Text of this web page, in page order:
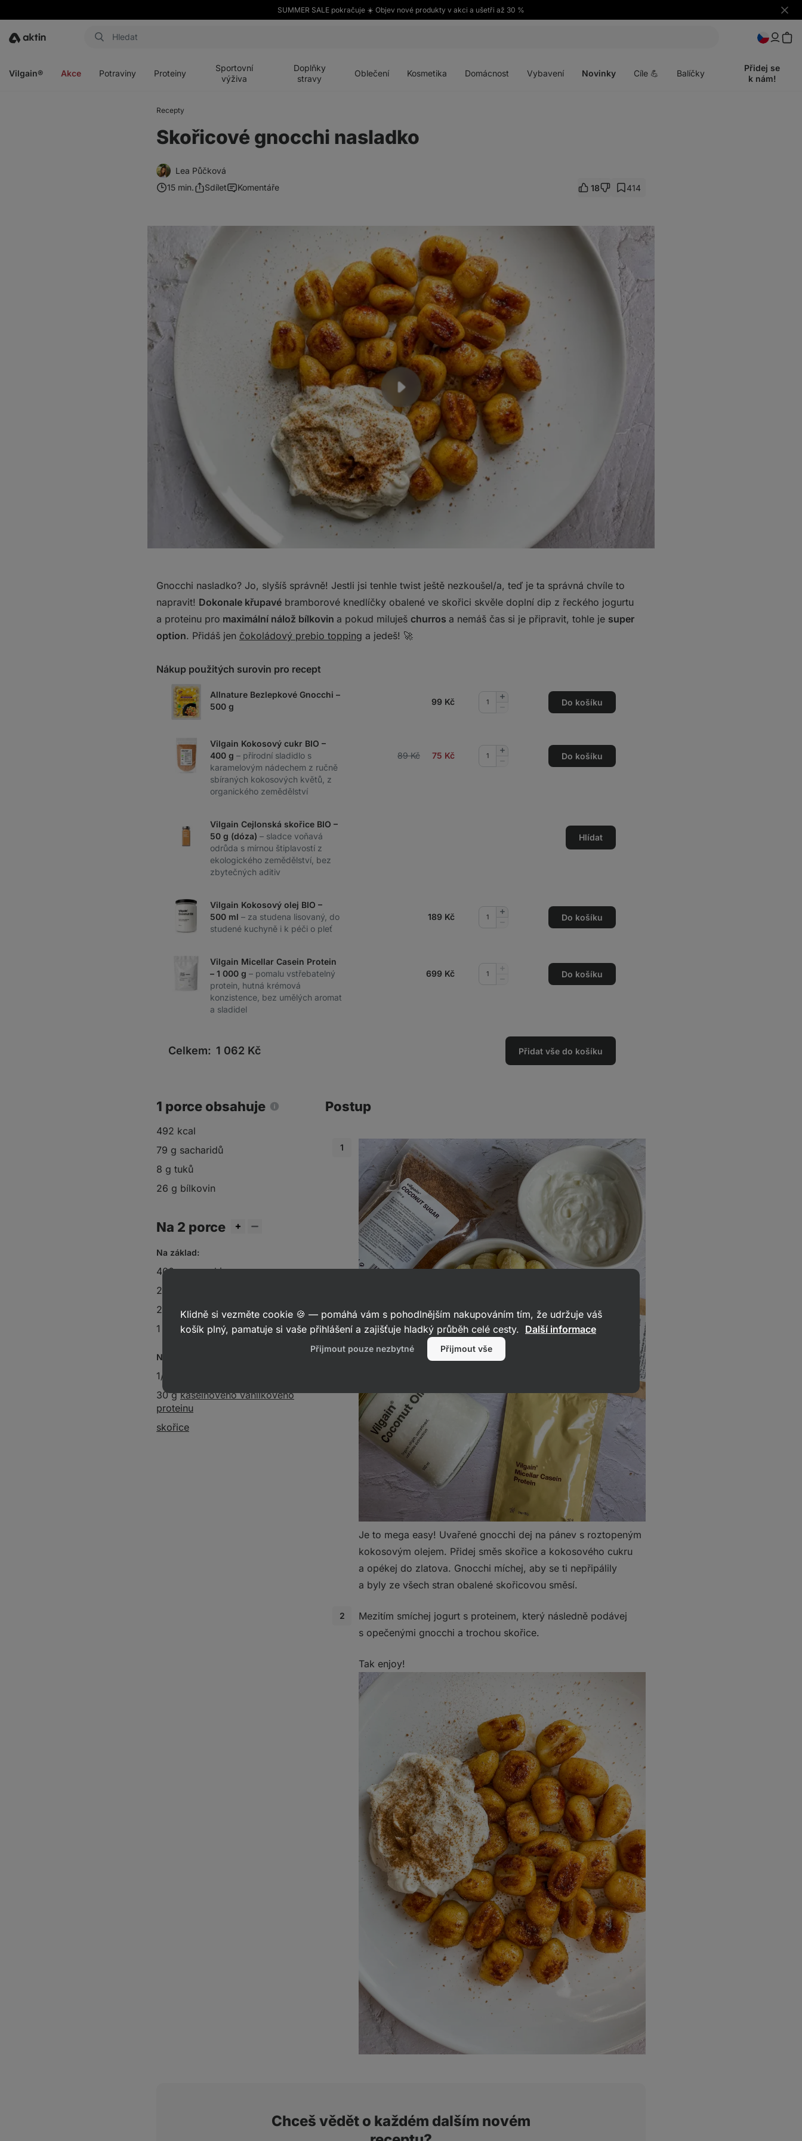
SUMMER SALE pokračuje ☀️ Objev nové produkty v akci a ušetři až 30 %
Skrýt
Aktin
Vilgain® Akce Potraviny Proteiny
Sportovní
výživa
Doplňky
stravy
Oblečení Kosmetika Domácnost Vybavení Novinky Cíle 💪 Balíčky
Přidej se
k nám!
Recepty
Skořicové gnocchi nasladko
Lea Půčková
15 min.
Sdílet Komentáře 18 414
Gnocchi nasladko? Jo, slyšíš správně! Jestli jsi tenhle twist ještě nezkoušel/a, teď je ta správná chvíle to
napravit! Dokonale křupavé bramborové knedlíčky obalené ve skořici skvěle doplní dip z řeckého jogurtu
a proteinu pro maximální nálož bílkovin a pokud miluješ churros a nemáš čas si je připravit, tohle je super
option. Přidáš jen čokoládový prebio topping a jedeš! 🚀
Nákup použitých surovin pro recept
Allnature Bezlepkové Gnocchi –
500 g
99 Kč
Přidat
Do košíku
Vilgain Kokosový cukr BIO –
400 g – přírodní sladidlo s
karamelovým nádechem z ručně
sbíraných kokosových květů, z
organického zemědělství
89 Kč 75 Kč
Přidat
Do košíku
Vilgain Cejlonská skořice BIO –
50 g (dóza) – sladce voňavá
odrůda s mírnou štiplavostí z
ekologického zemědělství, bez
zbytečných aditiv
Hlídat
Vilgain Kokosový olej BIO –
500 ml – za studena lisovaný, do
studené kuchyně i k péči o pleť
189 Kč
Přidat
Do košíku
Vilgain Micellar Casein Protein
– 1 000 g – pomalu vstřebatelný
protein, hutná krémová
konzistence, bez umělých aromat
a sladidel
699 Kč
Přidat
Do košíku
Celkem: 1 062 Kč Přidat vše do košíku
1 porce obsahuje
492 kcal
79 g sacharidů
8 g tuků
26 g bílkovin
Na 2 porce
Na základ:
400 ggnocchi
2 lžíce
2 čajové lžičkyskořice
1 lžícekokosového oleje
Navrch:
1/2 hrnku řeckého jogurtu
30 gkaseinového vanilkového
proteinu
skořice
Postup
Je to mega easy! Uvařené gnocchi dej na pánev s roztopeným
kokosovým olejem. Přidej směs skořice a kokosového cukru
a opékej do zlatova. Gnocchi míchej, aby se ti nepřipálily
a byly ze všech stran obalené skořicovou směsí.
Mezitím smíchej jogurt s proteinem, který následně podávej
s opečenými gnocchi a trochou skořice.
Tak enjoy!
Chceš vědět o každém dalším novém
Klidně si vezměte cookie 🍪 — pomáhá vám s pohodlnějším nakupováním tím, že udržuje váš
košík plný, pamatuje si vaše přihlášení a zajišťuje hladký průběh celé cesty. Další informace
Přijmout pouze nezbytné Přijmout vše